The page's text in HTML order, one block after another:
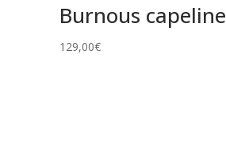
Burnous capeline
129,00€